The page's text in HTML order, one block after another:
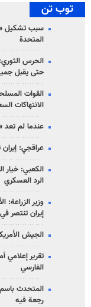
توب تن
سبب تشكيل
المتحدة
الحرس
حتى يقبل
القوات
الانتهاكات
عندما لم
عراقجي:
الكعبي: خيار
الرد العسكري
وزير الزراعة:
إيران تنتصر
الجيش
تقرير إعلامي
الفارسي
المتحدث
رجعة فيه